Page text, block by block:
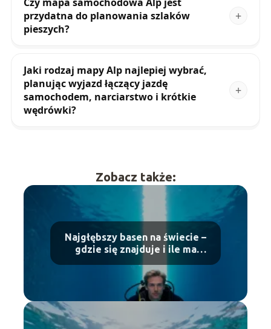
przydatna do planowania szlaków
pieszych?
Jaki rodzaj mapy Alp najlepiej wybrać,
planując wyjazd łączący jazdę
samochodem, narciarstwo i krótkie
wędrówki?
Zobacz także:
Najgłębszy basen na świecie –
gdzie się znajduje i ile ma